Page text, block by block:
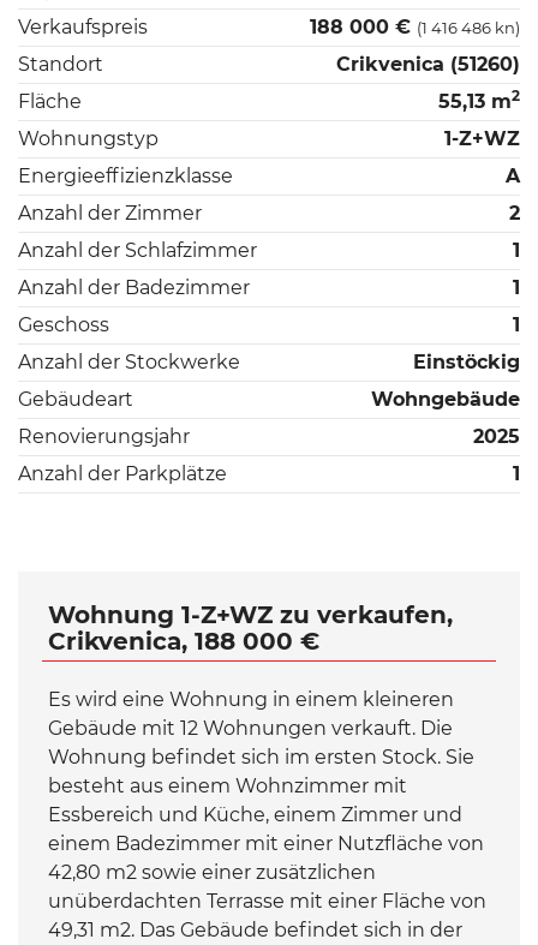
Verkaufspreis
188 000 € (1 416 486 kn)
Standort
Crikvenica (51260)
Fläche
55,13 m2
Wohnungstyp
1-Z+WZ
Energieeffizienzklasse
A
Anzahl der Zimmer
2
Anzahl der Schlafzimmer
1
Anzahl der Badezimmer
1
Geschoss
1
Anzahl der Stockwerke
Einstöckig
Gebäudeart
Wohngebäude
Renovierungsjahr
2025
Anzahl der Parkplätze
1
Wohnung 1-Z+WZ zu verkaufen,
Crikvenica, 188 000 €
Es wird eine Wohnung in einem kleineren
Gebäude mit 12 Wohnungen verkauft. Die
Wohnung befindet sich im ersten Stock. Sie
besteht aus einem Wohnzimmer mit
Essbereich und Küche, einem Zimmer und
einem Badezimmer mit einer Nutzfläche von
42,80 m2 sowie einer zusätzlichen
unüberdachten Terrasse mit einer Fläche von
49,31 m2. Das Gebäude befindet sich in der